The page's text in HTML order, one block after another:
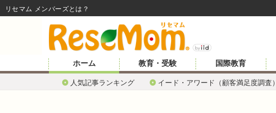
ホーム
人気記事ランキング イード・アワード（顧客満足度調査）
教育・受験 国際教育
リセマム メンバーズ